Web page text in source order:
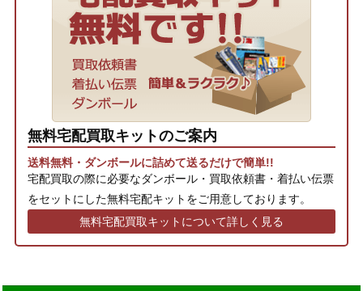
無料宅配買取キットのご案内
送料無料・ダンボールに詰めて送るだけで簡単!!
宅配買取の際に必要なダンボール・買取依頼書・着払い伝票
をセットにした無料宅配キットをご用意しております。
無料宅配買取キットについて詳しく見る